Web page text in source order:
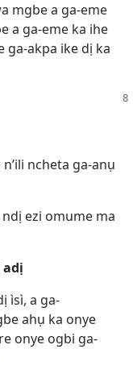
mgbe a ga-eme
a ga-eme ka ihe
ga-akpa ike dị ka
ncheta ga-anụ
ezi omume ma
adị
ìsì, a ga-
ahụ ka onye
onye ogbi ga-